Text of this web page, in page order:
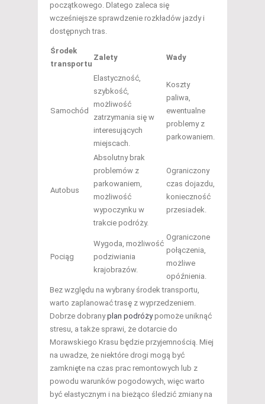
początkowego. Dlatego zaleca się
wcześniejsze sprawdzenie rozkładów jazdy i
dostępnych tras.
Środek
transportu
Zalety Wady
Samochód
Elastyczność,
szybkość,
możliwość
zatrzymania się w
interesujących
miejscach.
Koszty
paliwa,
ewentualne
problemy z
parkowaniem.
Autobus
Absolutny brak
problemów z
parkowaniem,
możliwość
wypoczynku w
trakcie podróży.
Ograniczony
czas dojazdu,
konieczność
przesiadek.
Pociąg
Wygoda, możliwość
podziwiania
krajobrazów.
Ograniczone
połączenia,
możliwe
opóźnienia.
Bez względu na wybrany środek transportu,
warto zaplanować trasę z wyprzedzeniem.
Dobrze dobranyplan podróżypomoże uniknąć
stresu, a także sprawi, że dotarcie do
Morawskiego Krasu będzie przyjemnością. Miej
na uwadze, że niektóre drogi mogą być
zamknięte na czas prac remontowych lub z
powodu warunków pogodowych, więc warto
być elastycznym i na bieżąco śledzić zmiany na